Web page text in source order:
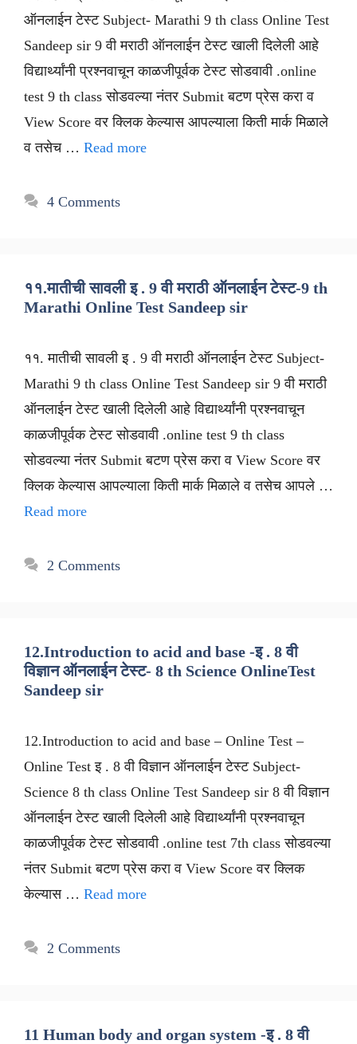
ऑनलाईन टेस्ट Subject- Marathi 9 th class Online Test
Sandeep sir 9 वी मराठी ऑनलाईन टेस्ट खाली दिलेली आहे
विद्यार्थ्यांनी प्रश्नवाचून काळजीपूर्वक टेस्ट सोडवावी .online
test 9 th class सोडवल्या नंतर Submit बटण प्रेस करा व
View Score वर क्लिक केल्यास आपल्याला किती मार्क मिळाले
व तसेच … Read more
4 Comments
११.मातीची सावली इ . 9 वी मराठी ऑनलाईन टेस्ट-9 th
Marathi Online Test Sandeep sir
११. मातीची सावली इ . 9 वी मराठी ऑनलाईन टेस्ट Subject-
Marathi 9 th class Online Test Sandeep sir 9 वी मराठी
ऑनलाईन टेस्ट खाली दिलेली आहे विद्यार्थ्यांनी प्रश्नवाचून
काळजीपूर्वक टेस्ट सोडवावी .online test 9 th class
सोडवल्या नंतर Submit बटण प्रेस करा व View Score वर
क्लिक केल्यास आपल्याला किती मार्क मिळाले व तसेच आपले …
Read more
2 Comments
12.Introduction to acid and base -इ . 8 वी
विज्ञान ऑनलाईन टेस्ट- 8 th Science OnlineTest
Sandeep sir
12.Introduction to acid and base – Online Test –
Online Test इ . 8 वी विज्ञान ऑनलाईन टेस्ट Subject-
Science 8 th class Online Test Sandeep sir 8 वी विज्ञान
ऑनलाईन टेस्ट खाली दिलेली आहे विद्यार्थ्यांनी प्रश्नवाचून
काळजीपूर्वक टेस्ट सोडवावी .online test 7th class सोडवल्या
नंतर Submit बटण प्रेस करा व View Score वर क्लिक
केल्यास … Read more
2 Comments
11 Human body and organ system -इ . 8 वी